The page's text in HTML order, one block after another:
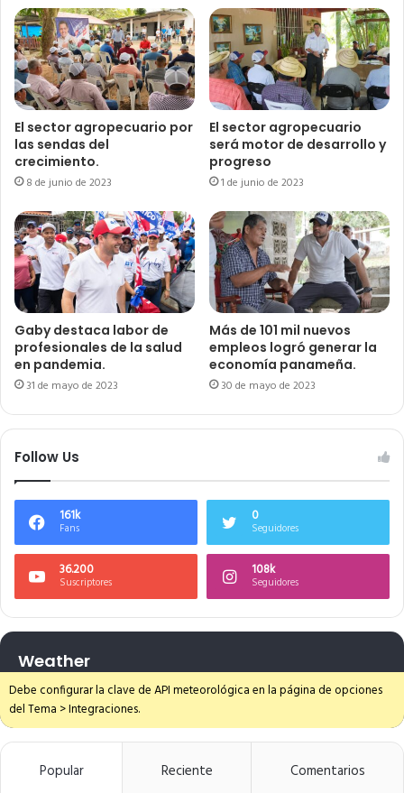
El sector agropecuario por
las sendas del
crecimiento.
8 de junio de 2023
El sector agropecuario
será motor de desarrollo y
progreso
1 de junio de 2023
Gaby destaca labor de
profesionales de la salud
en pandemia.
31 de mayo de 2023
Más de 101 mil nuevos
empleos logró generar la
economía panameña.
30 de mayo de 2023
Follow Us
161k
Fans
0
Seguidores
36.200
Suscriptores
108k
Seguidores
Weather
Debe configurar la clave de API meteorológica en la página de opciones
del Tema > Integraciones.
Popular Reciente Comentarios